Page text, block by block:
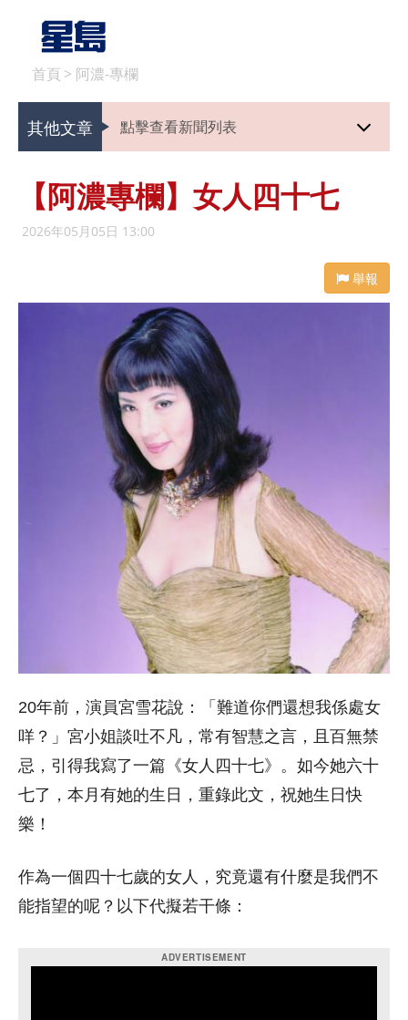
首頁 > 阿濃-專欄
其他文章 點擊查看新聞列表
【阿濃專欄】女人四十七
2026年05月05日 13:00
舉報
20年前，演員宮雪花說：「難道你們還想我係處女
咩？」宮小姐談吐不凡，常有智慧之言，且百無禁
忌，引得我寫了一篇《女人四十七》。如今她六十
七了，本月有她的生日，重錄此文，祝她生日快
樂！
作為一個四十七歲的女人，究竟還有什麼是我們不
能指望的呢？以下代擬若干條：